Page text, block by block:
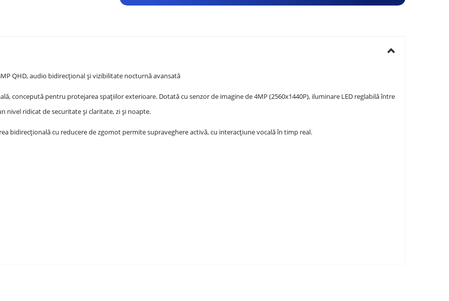
QHD, audio bidirecțional și vizibilitate nocturnă avansată
concepută pentru protejarea spațiilor exterioare. Dotată cu senzor de imagine de 4MP (2560x1440P), iluminare LED reglabilă între
nivel ridicat de securitate și claritate, zi și noapte.
bidirecțională cu reducere de zgomot permite supraveghere activă, cu interacțiune vocală în timp real.